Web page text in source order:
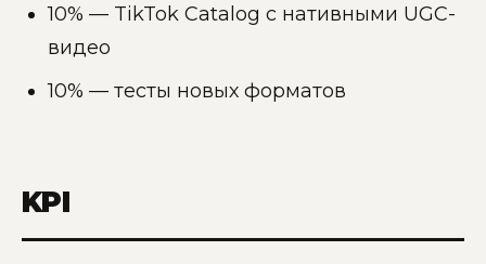
10% — TikTok Catalog с нативными UGC-
видео
10% — тесты новых форматов
KPI